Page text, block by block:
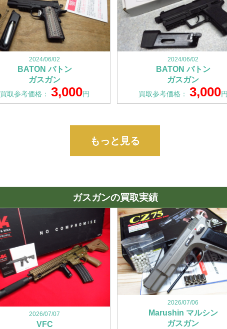
2024/06/02
BATON バトン
ガスガン
買取参考価格： 3,000円
2024/06/02
BATON バトン
ガスガン
買取参考価格： 3,000
もっと見る
ガスガンの買取実績
2026/07/07
VFC
2026/07/06
Marushin マルシン
ガスガン